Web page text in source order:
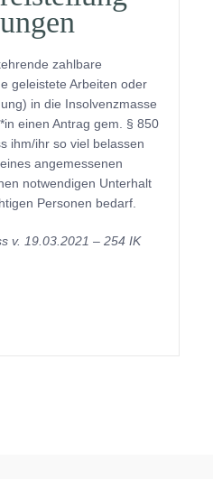
zahlbare
geleistete Arbeiten oder
in die Insolvenzmasse
einen Antrag gem. § 850
ihm/ihr so viel belassen
angemessenen
notwendigen Unterhalt
Personen bedarf.
v. 19.03.2021 – 254 IK